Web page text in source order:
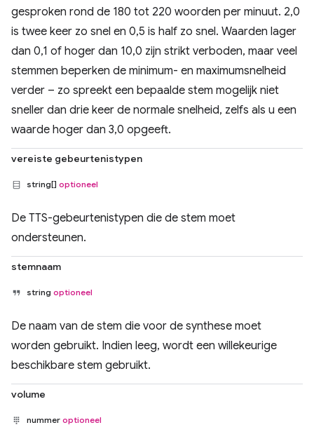
gesproken rond de 180 tot 220 woorden per minuut. 2,0
is twee keer zo snel en 0,5 is half zo snel. Waarden lager
dan 0,1 of hoger dan 10,0 zijn strikt verboden, maar veel
stemmen beperken de minimum- en maximumsnelheid
verder – zo spreekt een bepaalde stem mogelijk niet
sneller dan drie keer de normale snelheid, zelfs als u een
waarde hoger dan 3,0 opgeeft.
vereiste gebeurtenistypen
string[] optioneel
De TTS-gebeurtenistypen die de stem moet
ondersteunen.
stemnaam
string optioneel
De naam van de stem die voor de synthese moet
worden gebruikt. Indien leeg, wordt een willekeurige
beschikbare stem gebruikt.
volume
nummer optioneel